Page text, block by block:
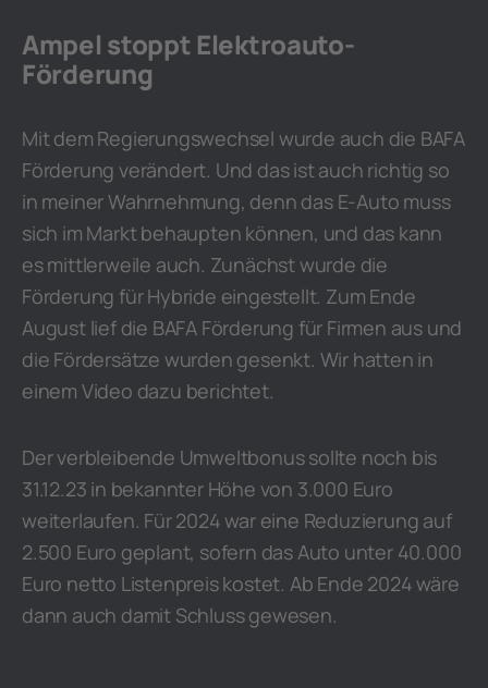
Ampel stoppt Elektroauto-
Förderung
Mit dem Regierungswechsel wurde auch die BAFA
Förderung verändert. Und das ist auch richtig so
in meiner Wahrnehmung, denn das E-Auto muss
sich im Markt behaupten können, und das kann
es mittlerweile auch. Zunächst wurde die
Förderung für Hybride eingestellt. Zum Ende
August lief die BAFA Förderung für Firmen aus und
die Fördersätze wurden gesenkt. Wir hatten in
einem Video dazu berichtet.
Der verbleibende Umweltbonus sollte noch bis
31.12.23 in bekannter Höhe von 3.000 Euro
weiterlaufen. Für 2024 war eine Reduzierung auf
2.500 Euro geplant, sofern das Auto unter 40.000
Euro netto Listenpreis kostet. Ab Ende 2024 wäre
dann auch damit Schluss gewesen.